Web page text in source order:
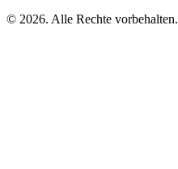
© 2026. Alle Rechte vorbehalten.